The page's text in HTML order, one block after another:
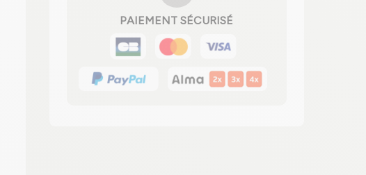
PAIEMENT SÉCURISÉ